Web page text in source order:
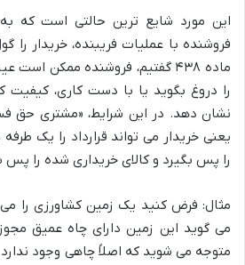
این مورد شایع ترین حالتی است که
فروشنده با عملیات فریبنده، خریدار را
ماده ۴۳۸ گفتیم، فروشنده ممکن
را دروغ بگوید یا با دست کاری، کیفیت
نشان دهد. در این شرایط، «مشتری حق
یعنی خریدار می تواند قرارداد را یک
را پس بگیرد و کالای خریداری شده را پس
مثال: فرض کنید یک زمین کشاورزی را
می گوید این زمین دارای چاه عمیق
متوجه می شوید که اصلاً چاهی وجود